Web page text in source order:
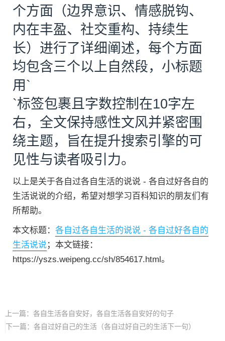
个方面（边界意识、情感脱钩、
内在丰盈、社交重构、持续生
长）进行了详细阐述，每个方面
均包含三个以上自然段，小标题
用`
`标签包裹且字数控制在10字左
右，全文保持感性文风并紧密围
绕主题，旨在提升搜索引擎的可
见性与读者吸引力。
以上是关于各自过各自生活的说说 - 各自过好各自的
生活说说的介绍，希望对想学习百科知识的朋友们有
所帮助。
本文标题： 各自过各自生活的说说 - 各自过好各自的
生活说说；本文链接：
https://yszs.weipeng.cc/sh/854617.html。
上一篇： 各自生活各自安好，各自生活各自安好的句子
下一篇： 各自过好自己的生活（各自过好自己的生活下一句）